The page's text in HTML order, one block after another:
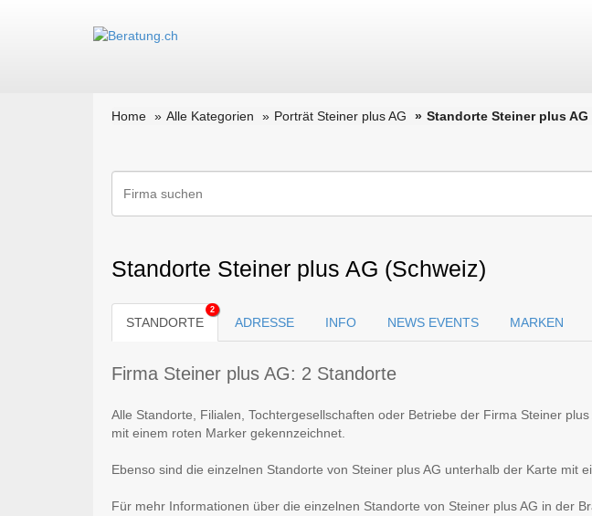
Home Alle Kategorien Porträt Steiner plus AG Standorte Steiner plus AG
Standorte Steiner plus AG (Schweiz)
STANDORTE
2
ADRESSE INFO NEWS EVENTS MARKEN
Firma Steiner plus AG: 2 Standorte
Alle Standorte, Filialen, Tochtergesellschaften oder Betriebe der Firma Steiner
mit einem roten Marker gekennzeichnet.
Ebenso sind die einzelnen Standorte von Steiner plus AG unterhalb der Karte mit
Für mehr Informationen über die einzelnen Standorte von Steiner plus AG in der